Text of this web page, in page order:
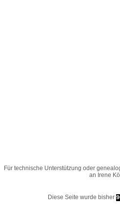
Für technische Unterstützung oder
an Irene
Diese Seite wurde bisher